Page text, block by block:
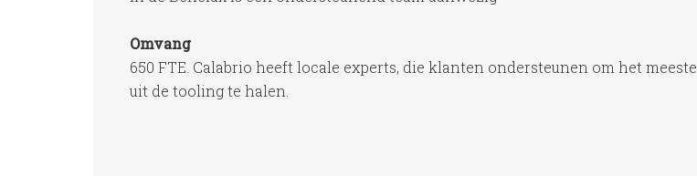
Omvang
650 FTE. Calabrio heeft locale experts, die klanten ondersteunen om het meeste
uit de tooling te halen.